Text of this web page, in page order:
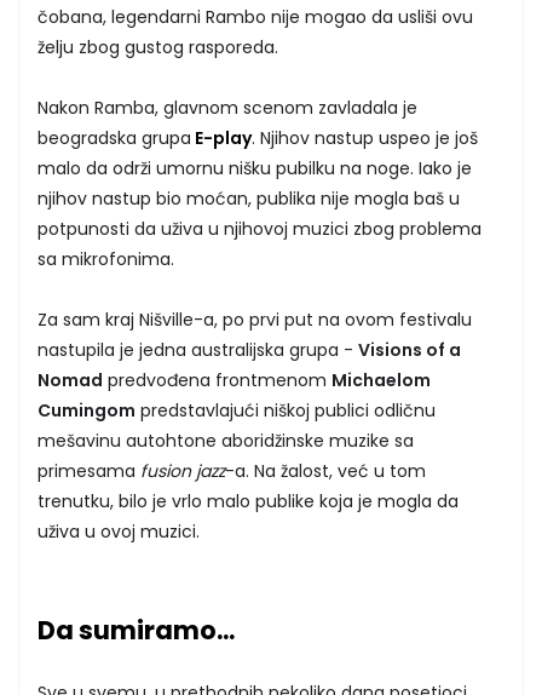
čobana, legendarni Rambo nije mogao da usliši ovu
želju zbog gustog rasporeda.
Nakon Ramba, glavnom scenom zavladala je
beogradska grupa E-play. Njihov nastup uspeo je još
malo da održi umornu nišku pubilku na noge. Iako je
njihov nastup bio moćan, publika nije mogla baš u
potpunosti da uživa u njihovoj muzici zbog problema
sa mikrofonima.
Za sam kraj Nišville-a, po prvi put na ovom festivalu
nastupila je jedna australijska grupa - Visions of a
Nomad predvođena frontmenom Michaelom
Cumingom predstavlajući niškoj publici odličnu
mešavinu autohtone aboridžinske muzike sa
primesama fusion jazz-a. Na žalost, već u tom
trenutku, bilo je vrlo malo publike koja je mogla da
uživa u ovoj muzici.
Da sumiramo...